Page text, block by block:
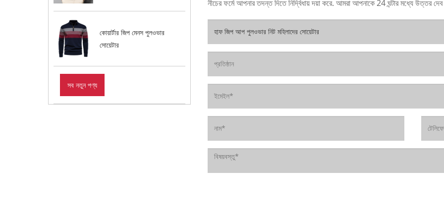
কোয়ার্টার জিপ মেনস পুলওভার
সোয়েটার
সব নতুন পণ্য
নীচের ফর্মে আপনার তদন্ত দিতে নির্দ্বিধায় দয়া করে. আমরা আপনাকে 24 ঘন্টার মধ্যে উত্তর